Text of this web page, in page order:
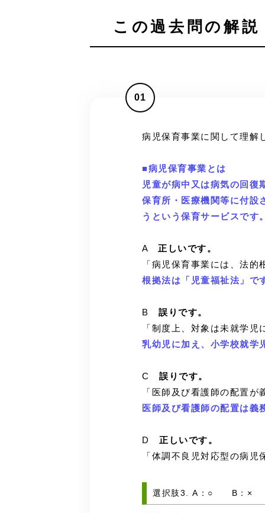
この過去問の解
01
病児保育事業に関して理解
■病児保育事業とは
児童が病中又は病気の回復
保育所・医療機関等に付設
うという保育サービスです
A 正しいです。
「病児保育事業には、法的
根拠法は「児童福祉法」で
B 誤りです。
「制度上、対象は未就学児
乳幼児に加え、小学校就学
C 誤りです。
「医師及び看護師の配置
医師及び看護師の配置は義
D 正しいです。
「体調不良児対応型の病
選択肢3. A：○ B：